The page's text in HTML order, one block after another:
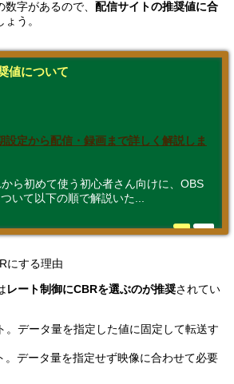
字があるので、 配信サイトの推奨値に合
ょう。
値について
設定から配信・録画まで詳しく解説しま
ら初めて使う初心者さん向けに、OBS
いて以下の順で解説いた...
にする理由
レート制御にCBRを選ぶのが推奨されてい
。データ量を指定した値に固定して転送す
。データ量を指定せず映像に合わせて必要